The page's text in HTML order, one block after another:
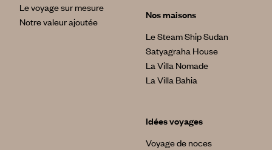
Le voyage sur mesure
Notre valeur ajoutée
Nos maisons
Le Steam Ship Sudan
Satyagraha House
La Villa Nomade
La Villa Bahia
Idées voyages
Voyage de noces